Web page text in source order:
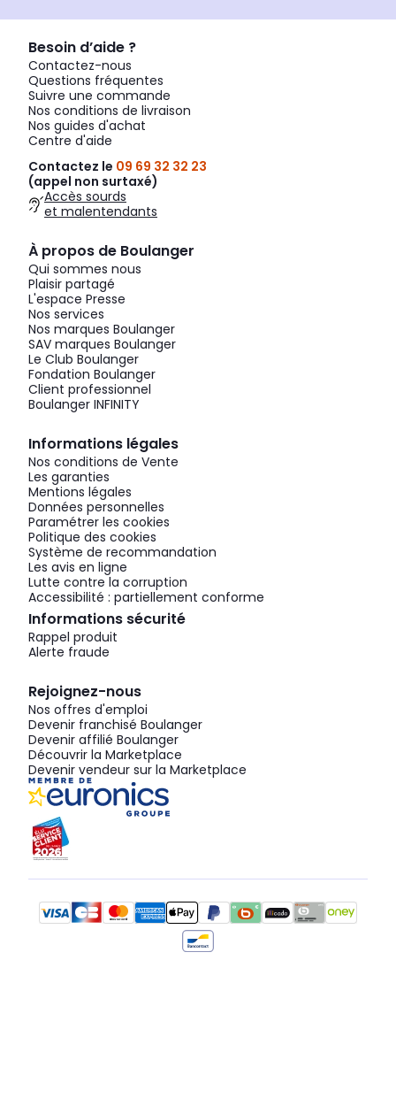
Besoin d’aide ?
Contactez-nous
Questions fréquentes
Suivre une commande
Nos conditions de livraison
Nos guides d'achat
Centre d'aide
Contactez le 09 69 32 32 23
(appel non surtaxé)
Accès sourds
et malentendants
À propos de Boulanger
Qui sommes nous
Plaisir partagé
L'espace Presse
Nos services
Nos marques Boulanger
SAV marques Boulanger
Le Club Boulanger
Fondation Boulanger
Client professionnel
Boulanger INFINITY
Informations légales
Nos conditions de Vente
Les garanties
Mentions légales
Données personnelles
Paramétrer les cookies
Politique des cookies
Système de recommandation
Les avis en ligne
Lutte contre la corruption
Accessibilité : partiellement conforme
Informations sécurité
Rappel produit
Alerte fraude
Rejoignez-nous
Nos offres d'emploi
Devenir franchisé Boulanger
Devenir affilié Boulanger
Découvrir la Marketplace
Devenir vendeur sur la Marketplace